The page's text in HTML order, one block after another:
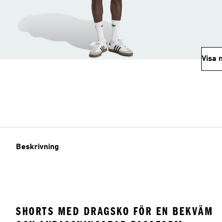
Visa
Beskrivning
SHORTS MED DRAGSKO FÖR EN BEKVÄM